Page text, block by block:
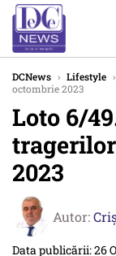
DCNews › Lifestyle ›
octombrie 2023
Loto 6/
2023
Autor:
Data publicării: 26